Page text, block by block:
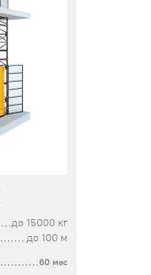
до 15000 кг
до 100 м
60 мес